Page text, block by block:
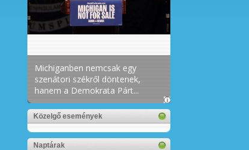
Közelgő események
Naptárak